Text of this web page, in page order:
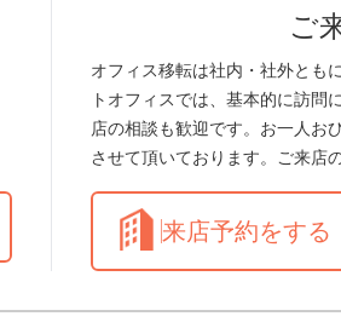
ご
オフィス移転は社内・社外とも
トオフィスでは、基本的に訪問
店の相談も歓迎です。お一人お
させて頂いております。ご来店
来店予約をする